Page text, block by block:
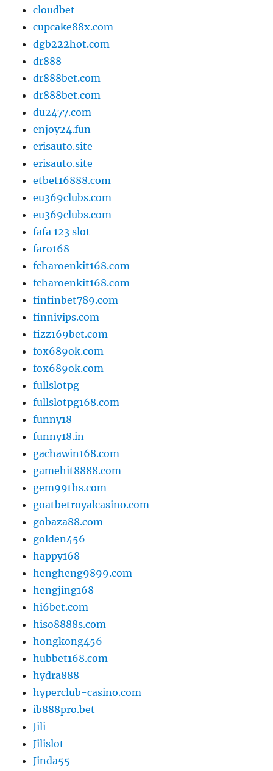
cloudbet
cupcake88x.com
dgb222hot.com
dr888
dr888bet.com
dr888bet.com
du2477.com
enjoy24.fun
erisauto.site
erisauto.site
etbet16888.com
eu369clubs.com
eu369clubs.com
fafa 123 slot
faro168
fcharoenkit168.com
fcharoenkit168.com
finfinbet789.com
finnivips.com
fizz169bet.com
fox689ok.com
fox689ok.com
fullslotpg
fullslotpg168.com
funny18
funny18.in
gachawin168.com
gamehit8888.com
gem99ths.com
goatbetroyalcasino.com
gobaza88.com
golden456
happy168
hengheng9899.com
hengjing168
hi6bet.com
hiso8888s.com
hongkong456
hubbet168.com
hydra888
hyperclub-casino.com
ib888pro.bet
Jili
Jilislot
Jinda55